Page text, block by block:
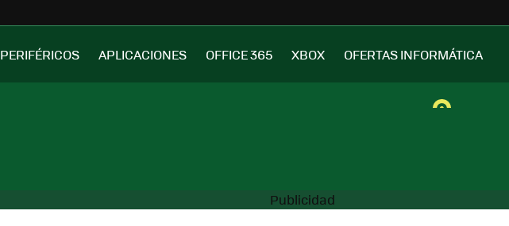
PERIFÉRICOS APLICACIONES OFFICE 365 XBOX OFERTAS INFORMÁTICA